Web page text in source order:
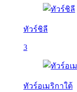
ทัวร์ชิลี
3
ทัวร์อเมริกาใต้